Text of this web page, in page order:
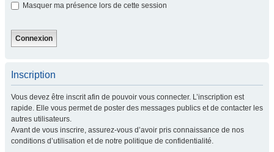
Masquer ma présence lors de cette session
Inscription
Vous devez être inscrit afin de pouvoir vous connecter. L’inscription est
rapide. Elle vous permet de poster des messages publics et de contacter les
autres utilisateurs.
Avant de vous inscrire, assurez-vous d’avoir pris connaissance de nos
conditions d’utilisation et de notre politique de confidentialité.